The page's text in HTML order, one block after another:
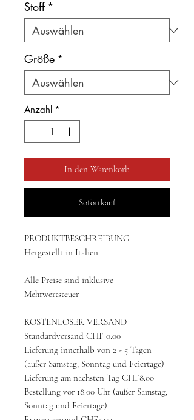
Stoff *
Größe *
Anzahl *
In den Warenkorb
Sofortkauf
PRODUKTBESCHREIBUNG
Hergestellt in Italien
Alle Preise sind inklusive
Mehrwertsteuer
KOSTENLOSER VERSAND
Standardversand CHF 0.00
Lieferung innerhalb von 2 - 5 Tagen
(außer Samstag, Sonntag und Feiertage)
Lieferung am nächsten Tag CHF8.00
Bestellung vor 18:00 Uhr (außer Samstag,
Sonntag und Feiertage)